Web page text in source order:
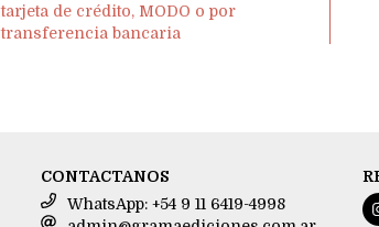
tarjeta de crédito, MODO o por
transferencia bancaria
CONTACTANOS
WhatsApp: +54 9 11 6419-4998